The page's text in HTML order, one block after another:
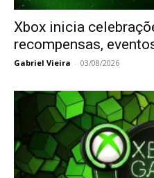
Xbox inicia
recompensas,
Gabriel Vieira - 03/08/2026